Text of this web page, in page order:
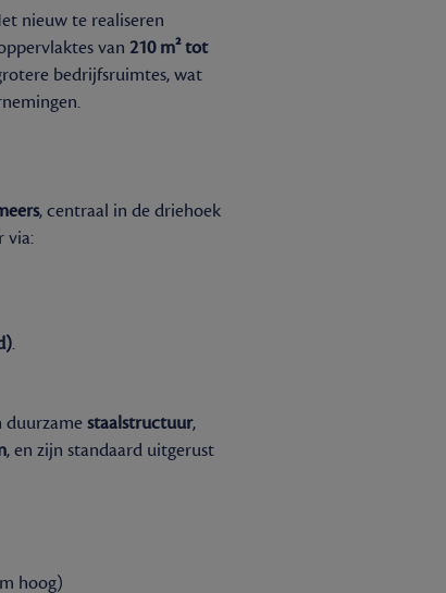
nieuw te realiseren
van 210 m² tot
bedrijfsruimtes, wat
, centraal in de driehoek
via:
.
duurzamestaalstructuur,
, en zijn standaard uitgerust
hoog)